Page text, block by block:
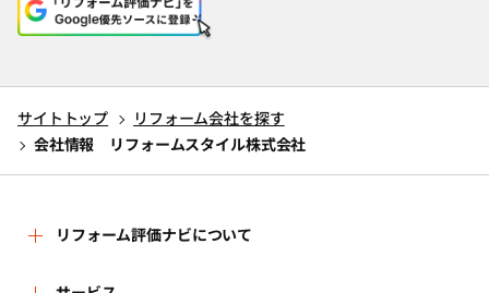
サイトトップ
リフォーム会社を探す
会社情報 リフォームスタイル株式会社
リフォーム評価ナビについて